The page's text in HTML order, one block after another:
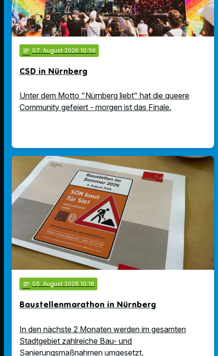
notes 07. August 2026 10:56
CSD in Nürnberg
Unter dem Motto "Nürnberg liebt" hat die queere
Community gefeiert - morgen ist das Finale.
notes 05. August 2026 10:18
Baustellenmarathon in Nürnberg
In den nächste 2 Monaten werden im gesamten
Stadtgebiet zahlreiche Bau- und
Sanierungsmaßnahmen umgesetzt.